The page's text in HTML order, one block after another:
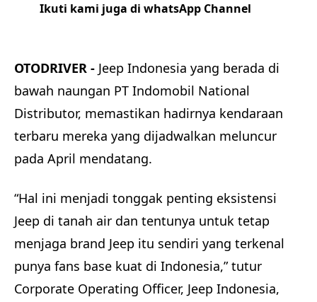
Ikuti kami juga di whatsApp Channel
OTODRIVER - Jeep Indonesia yang berada di
bawah naungan PT Indomobil National
Distributor, memastikan hadirnya kendaraan
terbaru mereka yang dijadwalkan meluncur
pada April mendatang.
“Hal ini menjadi tonggak penting eksistensi
Jeep di tanah air dan tentunya untuk tetap
menjaga brand Jeep itu sendiri yang terkenal
punya fans base kuat di Indonesia,” tutur
Corporate Operating Officer, Jeep Indonesia,